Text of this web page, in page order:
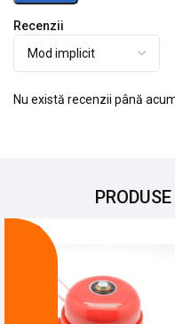
Recenzii
Nu există recenzii până